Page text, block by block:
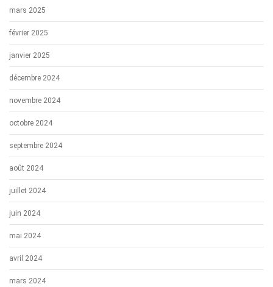
mars 2025
février 2025
janvier 2025
décembre 2024
novembre 2024
octobre 2024
septembre 2024
août 2024
juillet 2024
juin 2024
mai 2024
avril 2024
mars 2024